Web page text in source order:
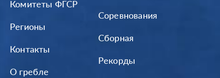
Комитеты ФГСР
Регионы
Контакты
О гребле
Соревнования
Сборная
Рекорды